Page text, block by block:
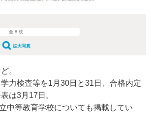
全 8 枚
拡大写真
。
力検査等を1月30日と31日、合格内定
は3月17日。
中等教育学校についても掲載してい